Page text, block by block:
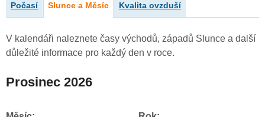
Počasí Slunce a Měsíc Kvalita ovzduší
V kalendáři naleznete časy východů, západů Slunce a další
důležité informace pro každý den v roce.
Prosinec 2026